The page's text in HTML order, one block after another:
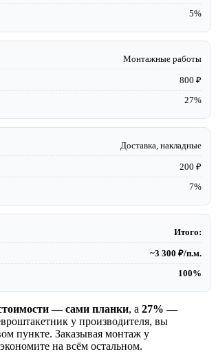
5%
Монтажные работы
800 ₽
27%
Доставка, накладные
200 ₽
7%
Итого:
~3 300 ₽/п.м.
100%
— сами планки, а 27% —
у производителя, вы
пункте. Заказывая монтаж у
на всём остальном.